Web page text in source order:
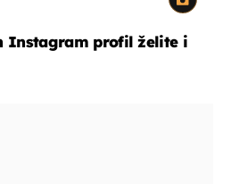
Instagram profil želite i